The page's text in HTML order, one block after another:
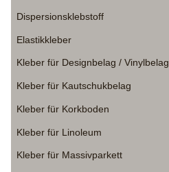
Dispersionsklebstoff
Elastikkleber
Kleber für Designbelag / Vinylbelag
Kleber für Kautschukbelag
Kleber für Korkboden
Kleber für Linoleum
Kleber für Massivparkett